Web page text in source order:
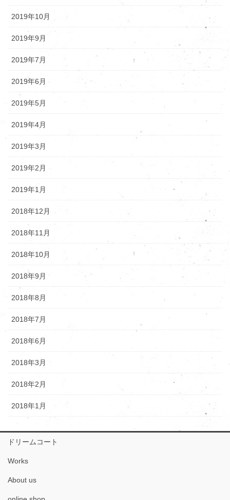
2019年10月
2019年9月
2019年7月
2019年6月
2019年5月
2019年4月
2019年3月
2019年2月
2019年1月
2018年12月
2018年11月
2018年10月
2018年9月
2018年8月
2018年7月
2018年6月
2018年3月
2018年2月
2018年1月
ドリームコート
Works
About us